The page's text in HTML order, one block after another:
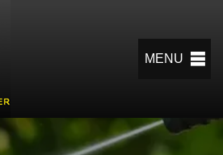
MENU